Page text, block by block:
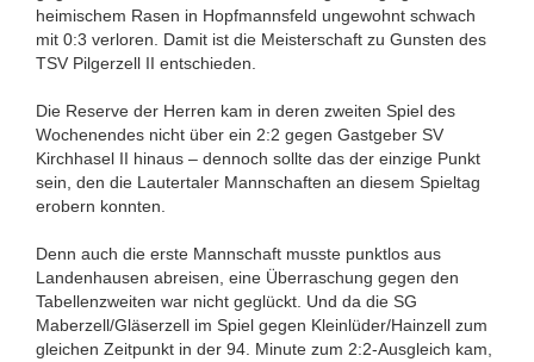
heimischem Rasen in Hopfmannsfeld ungewohnt schwach
mit 0:3 verloren. Damit ist die Meisterschaft zu Gunsten des
TSV Pilgerzell II entschieden.
Die Reserve der Herren kam in deren zweiten Spiel des
Wochenendes nicht über ein 2:2 gegen Gastgeber SV
Kirchhasel II hinaus – dennoch sollte das der einzige Punkt
sein, den die Lautertaler Mannschaften an diesem Spieltag
erobern konnten.
Denn auch die erste Mannschaft musste punktlos aus
Landenhausen abreisen, eine Überraschung gegen den
Tabellenzweiten war nicht geglückt. Und da die SG
Maberzell/Gläserzell im Spiel gegen Kleinlüder/Hainzell zum
gleichen Zeitpunkt in der 94. Minute zum 2:2-Ausgleich kam,